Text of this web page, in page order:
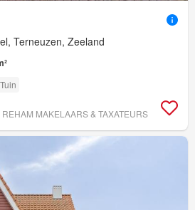
Terneuzen, Zeeland
Tuin
MAKELAARS & TAXATEURS